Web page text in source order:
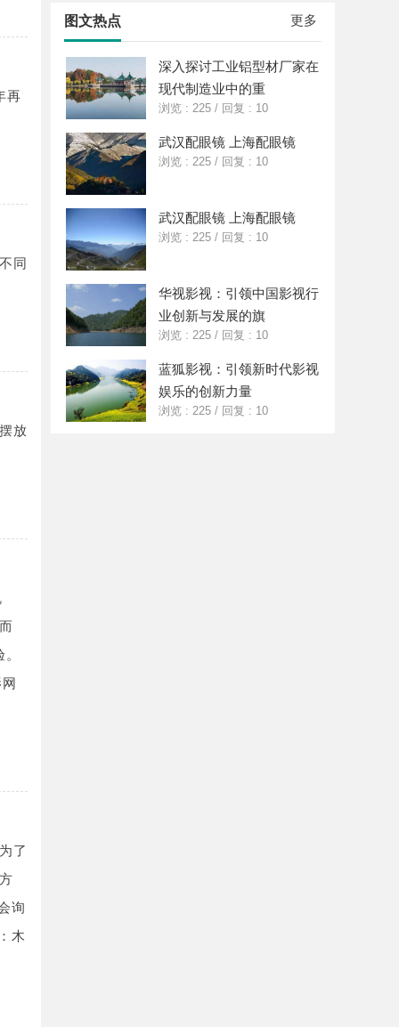
再
同
放
了
询
木
更多
图文热点
深入探讨工业铝型材厂家在
现代制造业中的重
浏览 : 225 / 回复 : 10
武汉配眼镜 上海配眼镜
浏览 : 225 / 回复 : 10
武汉配眼镜 上海配眼镜
浏览 : 225 / 回复 : 10
华视影视：引领中国影视行
业创新与发展的旗
浏览 : 225 / 回复 : 10
蓝狐影视：引领新时代影视
娱乐的创新力量
浏览 : 225 / 回复 : 10